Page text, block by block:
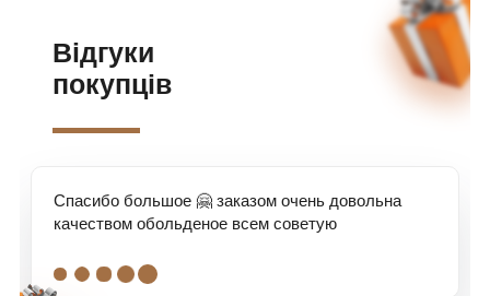
Відгуки
покупців
Спасибо большое 🤗 заказом очень довольна
качеством обольденое всем советую
. . . . .